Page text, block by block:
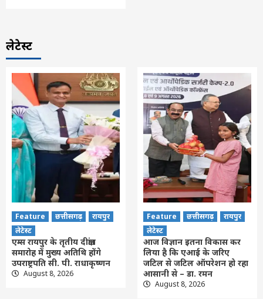
लेटेस्ट
Feature छत्तीसगढ़
रायपुर
लेटेस्ट
एम्स रायपुर के तृतीय दीक्षांत
समारोह में मुख्य अतिथि होंगे
उपराष्ट्रपति सी. पी. राधाकृष्णन
August 8, 2026
Feature छत्तीसगढ़
रायपुर
लेटेस्ट
आज विज्ञान इतना विकास कर
लिया है कि एआई के जरिए
जटिल से जटिल ऑपरेशन हो रहा
आसानी से – डा. रमन
August 8, 2026